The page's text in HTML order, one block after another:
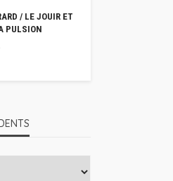
/ LE JOUIR ET
PULSION